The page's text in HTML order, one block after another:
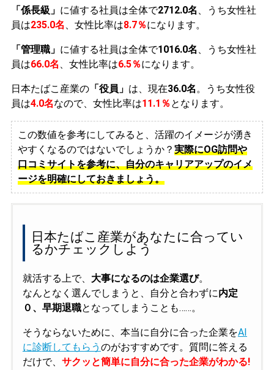
「係長級」 に値する社員は全体で2712.0名 、うち女性社
員は235.0名 、女性比率は8.7％になります。
「管理職」 に値する社員は全体で1016.0名 、うち女性社
員は66.0名 、女性比率は6.5％になります。
日本たばこ産業の「役員」 は、現在36.0名。うち女性役
員は4.0名なので、女性比率は11.1％ となります。
この数値を参考にしてみると、活躍のイメージが湧き
やすくなるのではないでしょうか？ 実際にOG訪問や
口コミサイトを参考に、自分のキャリアアップのイメ
ージを明確にしておきましょう。
日本たばこ産業があなたに合ってい
るかチェックしよう
就活する上で、 大事になるのは企業選び。
なんとなく選んでしまうと、自分と合わずに内定
０、早期退職となってしまうことも……。
そうならないために、本当に自分に合った企業をAI
に診断してもらう のがおすすめです。質問に答える
だけで、 サクッと簡単に自分に合った企業がわかる!